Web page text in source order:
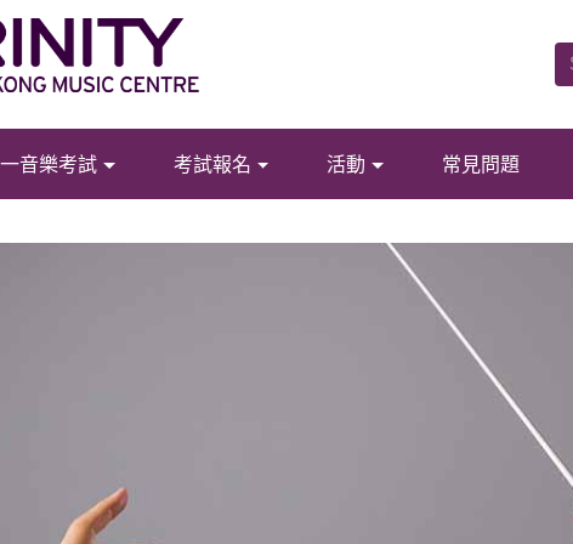
音樂考試 考試報名 活動 常見問題